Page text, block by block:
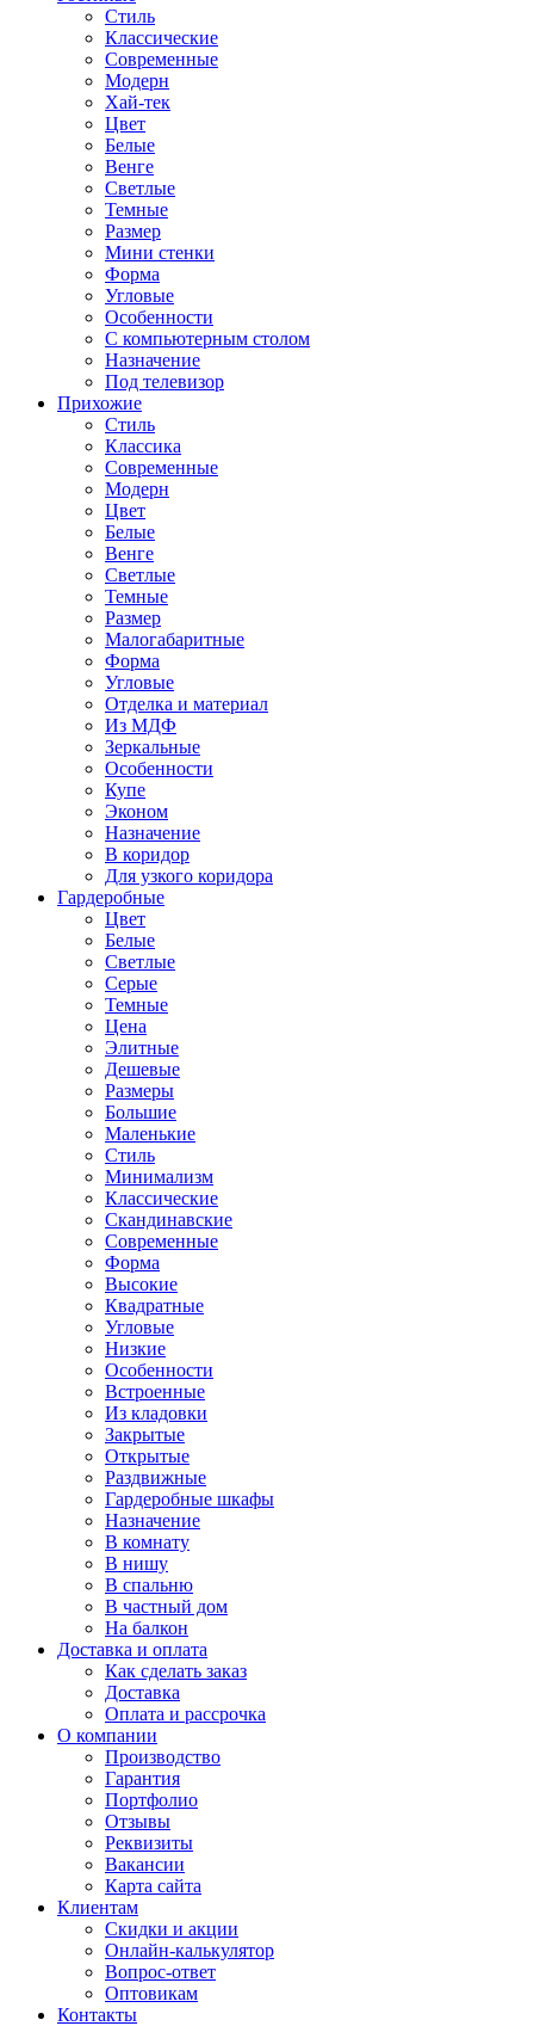
Стиль
Классические
Современные
Модерн
Хай-тек
Цвет
Белые
Венге
Светлые
Темные
Размер
Мини стенки
Форма
Угловые
Особенности
С компьютерным столом
Назначение
Под телевизор
Прихожие
Стиль
Классика
Современные
Модерн
Цвет
Белые
Венге
Светлые
Темные
Размер
Малогабаритные
Форма
Угловые
Отделка и материал
Из МДФ
Зеркальные
Особенности
Купе
Эконом
Назначение
В коридор
Для узкого коридора
Гардеробные
Цвет
Белые
Светлые
Серые
Темные
Цена
Элитные
Дешевые
Размеры
Большие
Маленькие
Стиль
Минимализм
Классические
Скандинавские
Современные
Форма
Высокие
Квадратные
Угловые
Низкие
Особенности
Встроенные
Из кладовки
Закрытые
Открытые
Раздвижные
Гардеробные шкафы
Назначение
В комнату
В нишу
В спальню
В частный дом
На балкон
Доставка и оплата
Как сделать заказ
Доставка
Оплата и рассрочка
О компании
Производство
Гарантия
Портфолио
Отзывы
Реквизиты
Вакансии
Карта сайта
Клиентам
Скидки и акции
Онлайн-калькулятор
Вопрос-ответ
Оптовикам
Контакты